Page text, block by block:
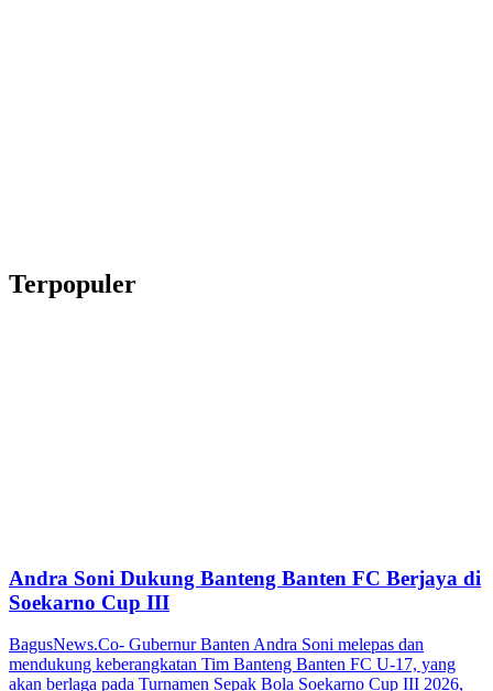
Terpopuler
Andra Soni Dukung Banteng Banten FC Berjaya di
Soekarno Cup III
BagusNews.Co- Gubernur Banten Andra Soni melepas dan
mendukung keberangkatan Tim Banteng Banten FC U-17, yang
akan berlaga pada Turnamen Sepak Bola Soekarno Cup III 2026,